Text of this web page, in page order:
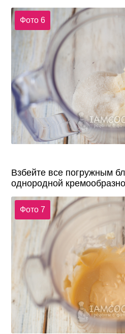
Фото 6
Взбейте все погружным
однородной
Фото 7